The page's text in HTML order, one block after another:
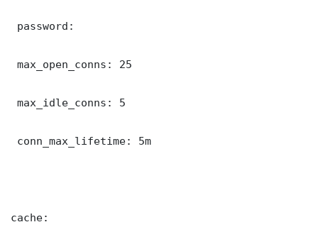
password:
max_open_conns: 25
max_idle_conns: 5
conn_max_lifetime: 5m
cache: